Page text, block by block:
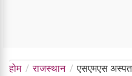
होम राजस्थान
एसएमएस